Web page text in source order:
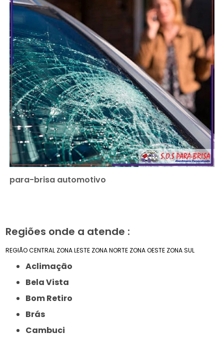
para-brisa automotivo
Regiões onde a atende :
REGIÃO CENTRAL ZONA LESTE ZONA NORTE ZONA OESTE ZONA SUL
Aclimação
Bela Vista
Bom Retiro
Brás
Cambuci